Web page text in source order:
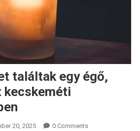
találtak egy égő,
20, 2025 0 Comments